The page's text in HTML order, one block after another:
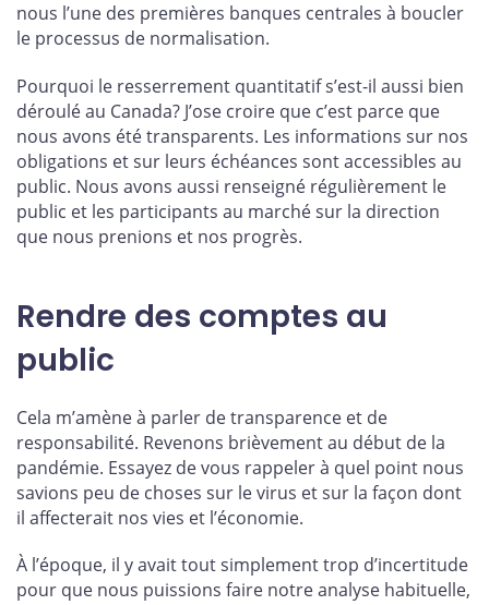
nous l’une des premières banques centrales à boucler
le processus de normalisation.
Pourquoi le resserrement quantitatif s’est-il aussi bien
déroulé au Canada? J’ose croire que c’est parce que
nous avons été transparents. Les informations sur nos
obligations et sur leurs échéances sont accessibles au
public. Nous avons aussi renseigné régulièrement le
public et les participants au marché sur la direction
que nous prenions et nos progrès.
Rendre des comptes au
public
Cela m’amène à parler de transparence et de
responsabilité. Revenons brièvement au début de la
pandémie. Essayez de vous rappeler à quel point nous
savions peu de choses sur le virus et sur la façon dont
il affecterait nos vies et l’économie.
À l’époque, il y avait tout simplement trop d’incertitude
pour que nous puissions faire notre analyse habituelle,